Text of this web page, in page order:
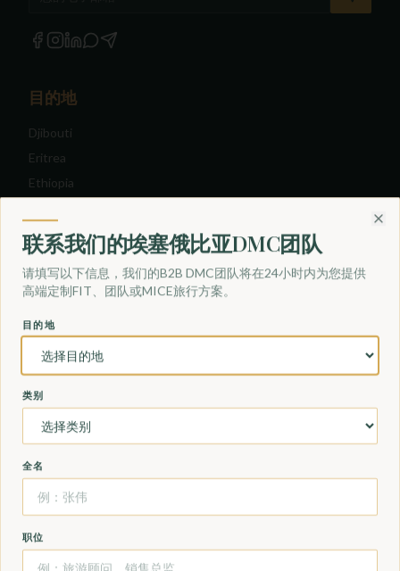
目的地
Djibouti
Eritrea
Ethiopia
Somaliland
Sudan
South Sudan
埃塞俄比亚豪华旅游与定制旅行
Birding Tours
Camping & Glamping Tours
Cultural & Historical Tours
Halal Tours
Photography Tours
联系我们的埃塞俄比亚DMC团队
请填写以下信息，我们的B2B DMC团队将在24小时内为您提供
高端定制FIT、团队或MICE旅行方案。
目的地
类别
全名
职位